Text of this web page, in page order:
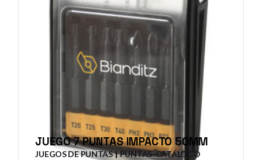
JUEGO 7 PUNTAS IMPACTO 50MM
JUEGOS DE PUNTAS PUNTAS-CATÁLOGO